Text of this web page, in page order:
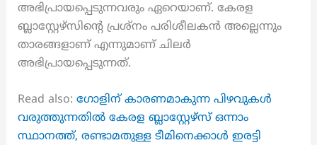
അഭിപ്രായപ്പെടുന്നവരും ഏറെയാണ്. കേരള
ബ്ലാസ്റ്റേഴ്സിന്റെ പ്രശ്നം പരിശീലകൻ അല്ലെന്നും
താരങ്ങളാണ് എന്നുമാണ് ചിലർ
അഭിപ്രായപ്പെടുന്നത്.
Read also: ഗോളിന് കാരണമാകുന്ന പിഴവുകൾ
വരുത്തുന്നതിൽ കേരള ബ്ലാസ്റ്റേഴ്‌സ് ഒന്നാം
സ്ഥാനത്ത്, രണ്ടാമതുള്ള ടീമിനെക്കാൾ ഇരട്ടി